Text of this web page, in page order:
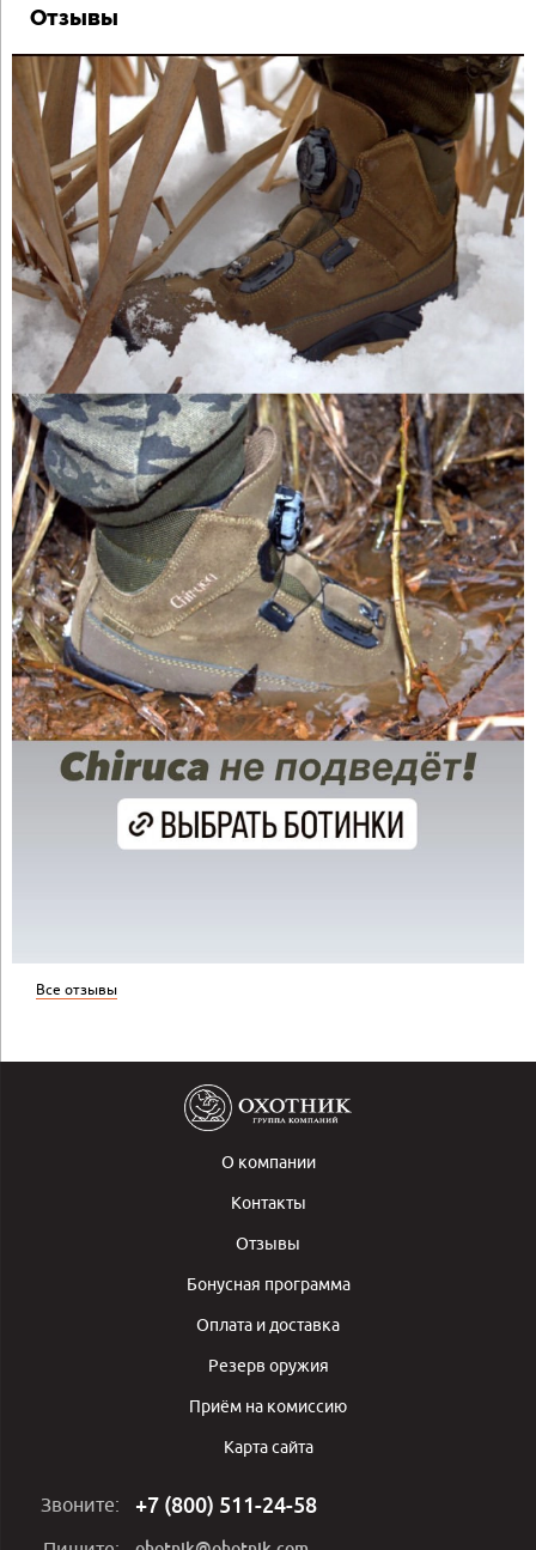
Отзывы
Все отзывы
О компании
Контакты
Отзывы
Бонусная программа
Оплата и доставка
Резерв оружия
Приём на комиссию
Карта сайта
Звоните: +7 (800) 511-24-58